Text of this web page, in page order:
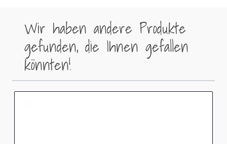
Wir haben andere Produkte
gefunden, die Ihnen gefallen
könnten!